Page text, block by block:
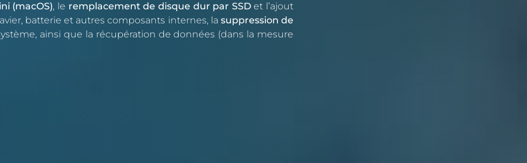
(macOS), le remplacement de disque dur par SSDet l’ajout
batterie et autres composants internes, la suppression de
ainsi que la récupération de données (dans la mesure